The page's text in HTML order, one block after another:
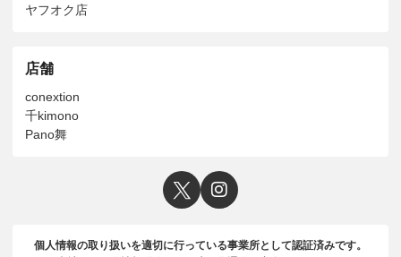
ヤフオク店
店舗
conextion
千kimono
Pano舞
個人情報の取り扱いを適切に行っている事業所として認証済みです。